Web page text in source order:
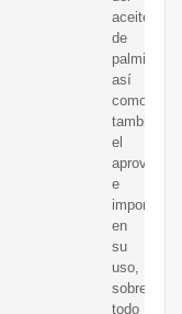
aceite
de
palmiste,
así
como
también
el
e
en
su
uso,
sobre
todo